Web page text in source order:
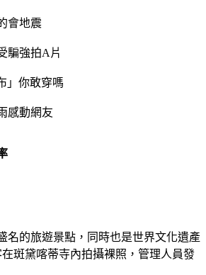
會地震
騙強拍A片
」你敢穿嗎
感動網友
名的旅遊景點，同時也是世界文化遺產
斑黛喀蒂寺內拍攝裸照，管理人員發